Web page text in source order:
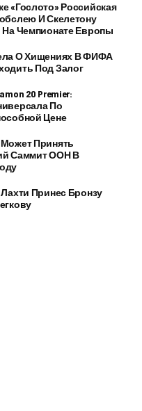
«Гослото» Российская
И Скелетону
На Чемпионате Европы
О Хищениях В ФИФА
Под Залог
20 Premier:
По
Цене
Принять
Саммит ООН В
Принес Бронзу